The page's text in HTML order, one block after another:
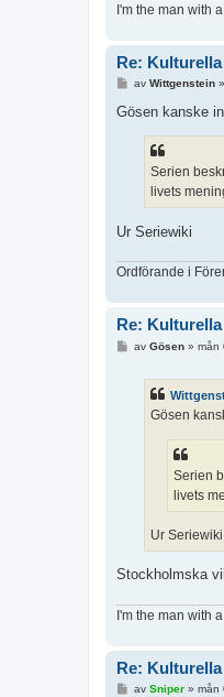
I'm the man with
Re:
l
av Wittgenstein»
Gösen kanske
Serien
livets
Ur Seriewiki
Ordförande i
Re:
av Gösen» mån
Gösen
Serien
livets
Ur Seriewiki
Stockholmska
I'm the man with
Re:
av Sniper» mån